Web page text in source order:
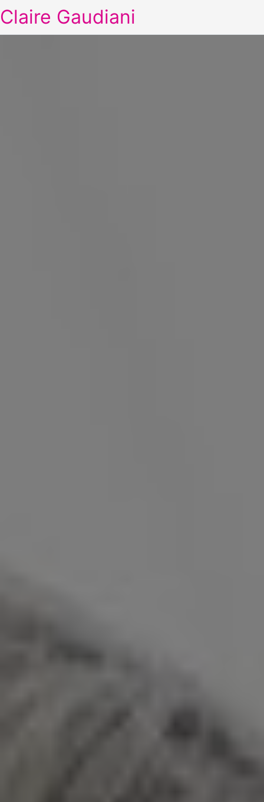
Claire Gaudiani